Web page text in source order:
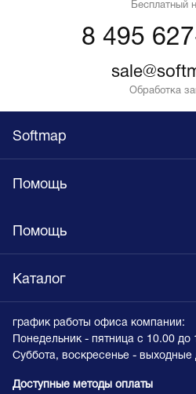
Бесплатный
8 495
Обработка
Softmap
Помощь
Помощь
Каталог
график работы офиса компании:
Понедельник - пятница с 10.00 до
Суббота, воскресенье - выходные
Доступные методы оплаты